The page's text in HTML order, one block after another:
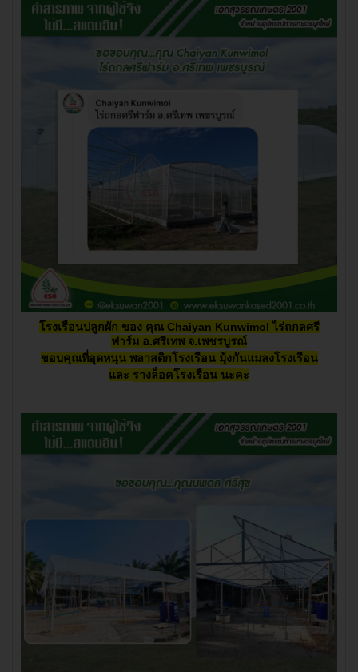
โรงเรือนปลูกผัก ของ คุณ Chaiyan Kunwimol ไร่ถกลศรี
ฟาร์ม อ.ศรีเทพ จ.เพชรบูรณ์
ขอบคุณที่อุดหนุน พลาสติกโรงเรือน มุ้งกันแมลงโรงเรือน
และ รางล็อคโรงเรือน นะคะ